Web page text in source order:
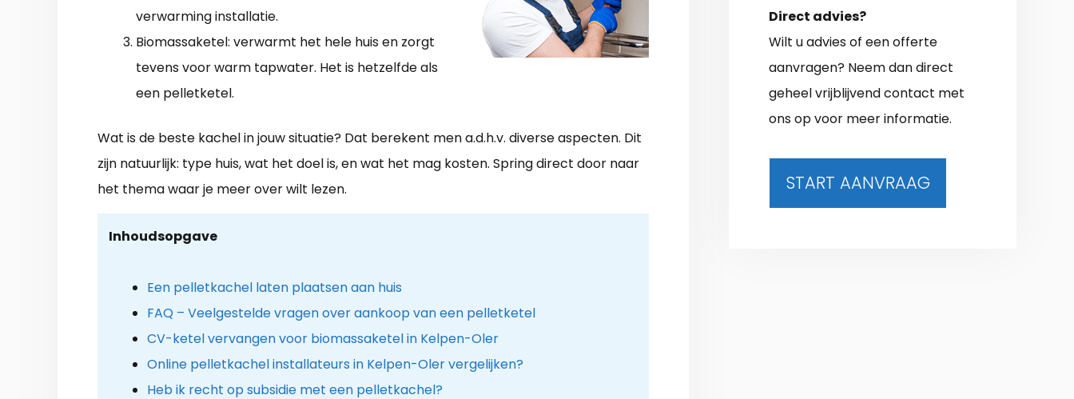
verwarming installatie.
Biomassaketel: verwarmt het hele huis en zorgt
tevens voor warm tapwater. Het is hetzelfde als
een pelletketel.
Wat is de beste kachel in jouw situatie? Dat berekent men a.d.h.v. diverse aspecten. Dit
zijn natuurlijk: type huis, wat het doel is, en wat het mag kosten. Spring direct door naar
het thema waar je meer over wilt lezen.
Inhoudsopgave
Een pelletkachel laten plaatsen aan huis
FAQ – Veelgestelde vragen over aankoop van een pelletketel
CV-ketel vervangen voor biomassaketel in Kelpen-Oler
Online pelletkachel installateurs in Kelpen-Oler vergelijken?
Heb ik recht op subsidie met een pelletkachel?
Direct advies?
Wilt u advies of een offerte
aanvragen? Neem dan direct
geheel vrijblijvend contact met
ons op voor meer informatie.
START AANVRAAG